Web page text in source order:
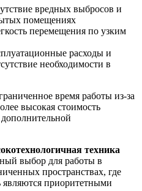
вредных выбросов и
помещениях
перемещения по узким
расходы и
необходимости в
время работы из-за
высокая стоимость
техника
выбор для работы в
пространствах, где
являются приоритетными